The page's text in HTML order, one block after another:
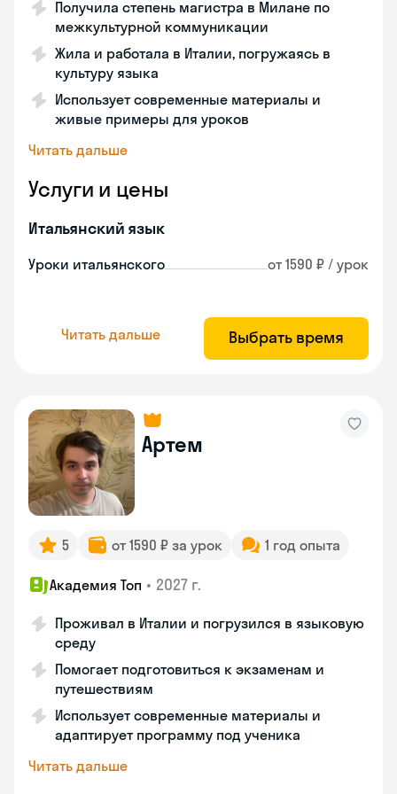
Получила степень магистра в Милане по
межкультурной коммуникации
Жила и работала в Италии, погружаясь в
культуру языка
Использует современные материалы и
живые примеры для уроков
Читать дальше
Услуги и цены
Итальянский язык
Уроки итальянского от 1590 ₽ / урок
Читать дальше Выбрать время
Артем
5 от 1590 ₽ за урок 1 год опыта
Академия Топ • 2027 г.
Проживал в Италии и погрузился в языковую
среду
Помогает подготовиться к экзаменам и
путешествиям
Использует современные материалы и
адаптирует программу под ученика
Читать дальше